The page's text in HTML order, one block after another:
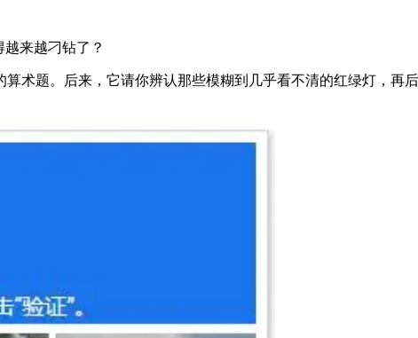
来越刁钻了？
术题。后来，它请你辨认那些模糊到几乎看不清的红绿灯，再